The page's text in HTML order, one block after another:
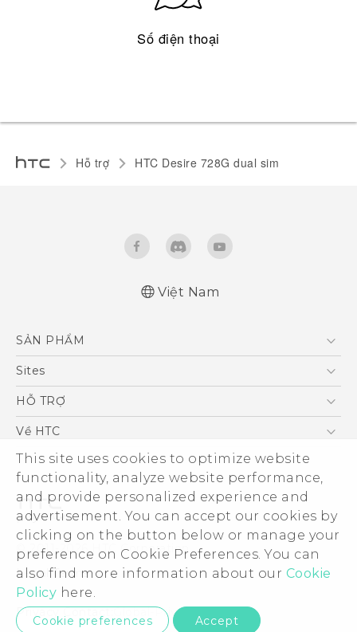
This site uses cookies to optimize website
functionality, analyze website performance,
and provide personalized experience and
advertisement. You can accept our cookies by
clicking on the button below or manage your
preference on Cookie Preferences. You can
also find more information about our Cookie
Policy here.
Cookie preferences Accept
Số điện thoại
Hỗ trợ HTC Desire 728G dual sim‎
Việt Nam
SẢN PHẨM
5G
Điện Thoại Thông Minh
VIVE
Sites
HTC Dev
HỖ TRỢ
Trung tâm hỗ trợ
Hỗ trợ bảo hành HTC
Về HTC
ESG
Nhà đầu tư
Làm việc tại HTC
Chính sách bảo mật
Bảo mật sản phẩm
Thông Tin Đấu Thầu
Security and Privacy Whitepaper
© 2011-2026 HTC Corporation
Legal Terms
Privacy Contact: Global-Privacy@htc.com